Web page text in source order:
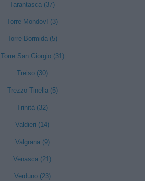
Tarantasca (37)
Torre Mondovì (3)
Torre Bormida (5)
Torre San Giorgio (31)
Treiso (30)
Trezzo Tinella (5)
Trinità (32)
Valdieri (14)
Valgrana (9)
Venasca (21)
Verduno (23)